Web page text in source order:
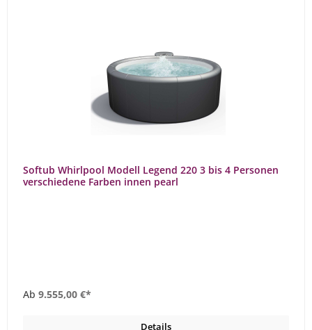
Softub Whirlpool Modell Legend 220 3 bis 4 Personen
verschiedene Farben innen pearl
Ab 9.555,00 €*
Details